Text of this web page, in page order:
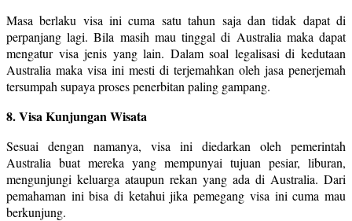
Masa berlaku visa ini cuma satu tahun saja dan tidak dapat di
perpanjang lagi. Bila masih mau tinggal di Australia maka dapat
mengatur visa jenis yang lain. Dalam soal legalisasi di kedutaan
Australia maka visa ini mesti di terjemahkan oleh jasa penerjemah
tersumpah supaya proses penerbitan paling gampang.
8. Visa Kunjungan Wisata
Sesuai dengan namanya, visa ini diedarkan oleh pemerintah
Australia buat mereka yang mempunyai tujuan pesiar, liburan,
mengunjungi keluarga ataupun rekan yang ada di Australia. Dari
pemahaman ini bisa di ketahui jika pemegang visa ini cuma mau
berkunjung.